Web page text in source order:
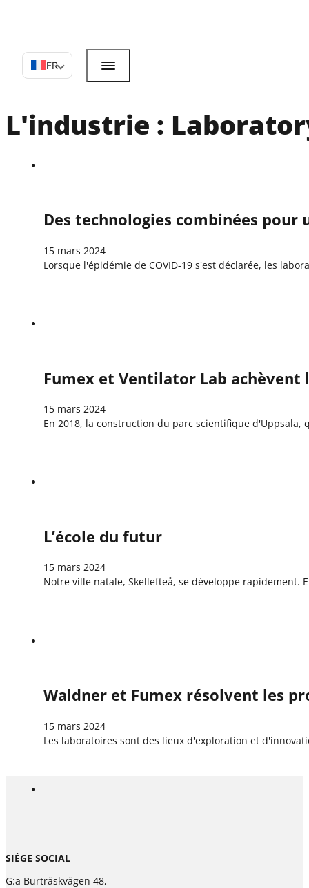
FR
L'industrie :
Des technologies combinées
15 mars 2024
Lorsque l'épidémie de COVID-19 s'est déclarée, les
Fumex et Ventilator Lab achèvent
15 mars 2024
En 2018, la construction du parc scientifique
L’école du futur
15 mars 2024
Notre ville natale, Skellefteå, se développe
Waldner et Fumex résolvent les
15 mars 2024
Les laboratoires sont des lieux d'exploration et
SIÈGE SOCIAL
G:a Burträskvägen 48,